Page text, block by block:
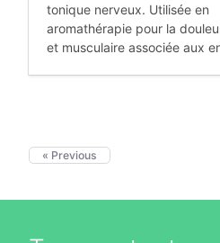
tonique nerveux. Utilisée en
aromathérapie pour la
et musculaire associée aux
« Previous